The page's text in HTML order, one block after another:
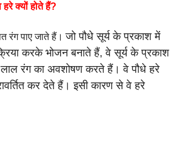
क्यों होते हैं?
रंग पाए जाते हैं।जो पौधे सूर्य के प्रकाश में
करके भोजन बनातेहैं, वे सूर्य के प्रकाश
रंग का अवशोषण करतेहैं। वे पौधे हरे
कर देते हैं। इसी कारण से वेहरे